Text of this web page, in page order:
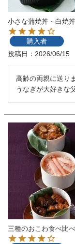
小さな蒲焼丼・白焼
購入者
投稿日
2026/06/15
高齢の両親に送り
うなぎが大好きな
三種のおこわ食べ比